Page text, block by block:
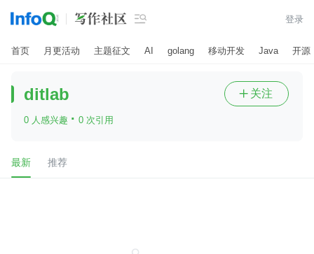
 登录
首页 月更活动 主题征文 AI golang 移动开发 Java 开源
ditlab
0 人感兴趣 · 0 次引用
 关注
最新 推荐